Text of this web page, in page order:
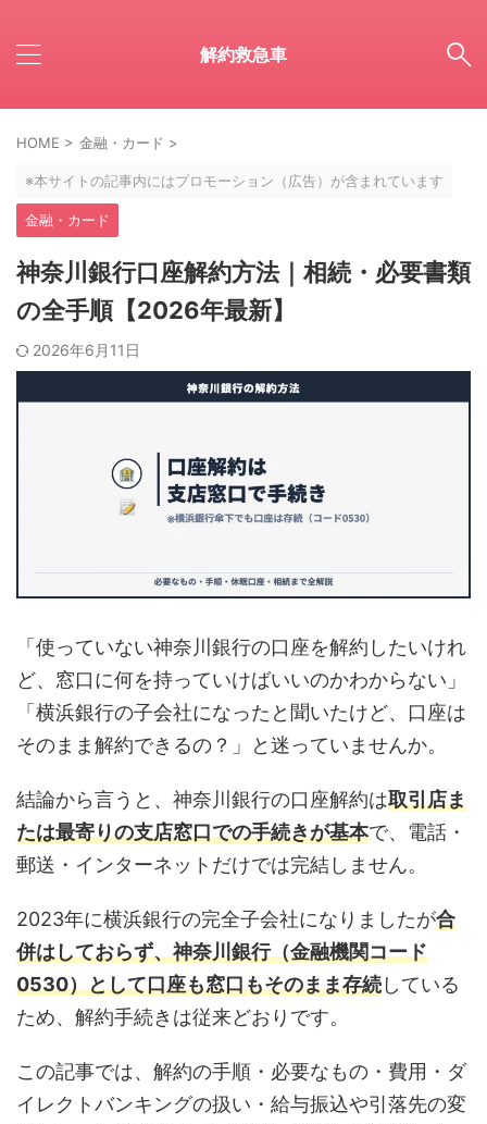
解約救急車
HOME > 金融・カード >
※本サイトの記事内にはプロモーション（広告）が含まれています
金融・カード
神奈川銀行口座解約方法｜相続・必要書類
の全手順【2026年最新】
2026年6月11日
「使っていない神奈川銀行の口座を解約したいけれ
ど、窓口に何を持っていけばいいのかわからない」
「横浜銀行の子会社になったと聞いたけど、口座は
そのまま解約できるの？」と迷っていませんか。
結論から言うと、神奈川銀行の口座解約は取引店ま
たは最寄りの支店窓口での手続きが基本で、電話・
郵送・インターネットだけでは完結しません。
2023年に横浜銀行の完全子会社になりましたが合
併はしておらず、神奈川銀行（金融機関コード
0530）として口座も窓口もそのまま存続している
ため、解約手続きは従来どおりです。
この記事では、解約の手順・必要なもの・費用・ダ
イレクトバンキングの扱い・給与振込や引落先の変